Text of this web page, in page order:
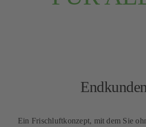
Endkunden
Ein Frischluftkonzept, mit dem Sie